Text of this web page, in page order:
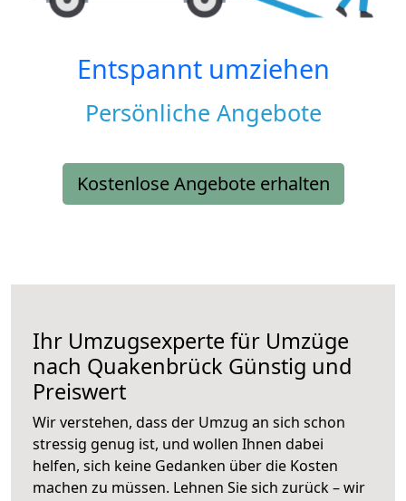
Entspannt umziehen
Persönliche Angebote
Kostenlose Angebote erhalten
Ihr Umzugsexperte für Umzüge
nach Quakenbrück Günstig und
Preiswert
Wir verstehen, dass der Umzug an sich schon
stressig genug ist, und wollen Ihnen dabei
helfen, sich keine Gedanken über die Kosten
machen zu müssen. Lehnen Sie sich zurück – wir